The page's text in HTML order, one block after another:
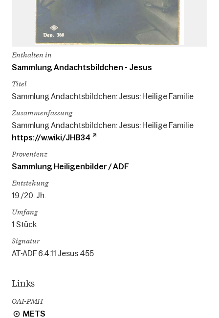
Enthalten in
Sammlung Andachtsbildchen - Jesus
Titel
Sammlung Andachtsbildchen: Jesus: Heilige Familie
Zusammenfassung
Sammlung Andachtsbildchen: Jesus: Heilige Familie
https://w.wiki/JHB34
Provenienz
Sammlung Heiligenbilder / ADF
Entstehung
19./20. Jh.
Umfang
1 Stück
Signatur
AT-ADF 6.4.11 Jesus 455
Links
OAI-PMH
METS